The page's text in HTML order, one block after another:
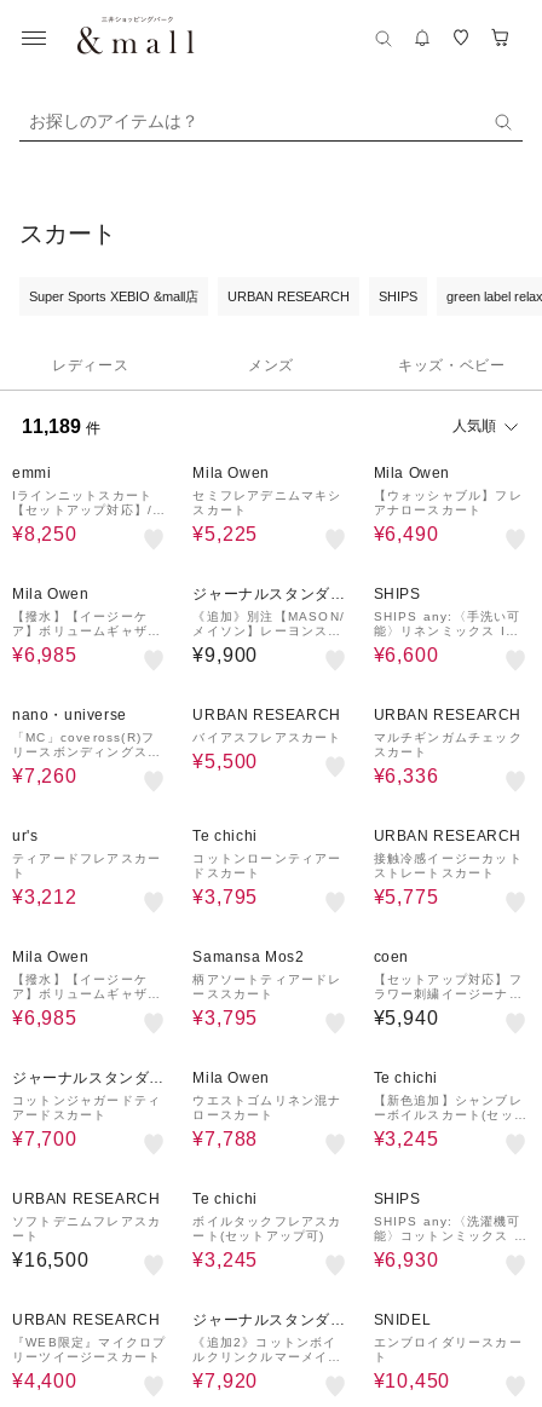
お探しのアイテムは？
スカート
Super Sports XEBIO &mall店 URBAN RESEARCH SHIPS green label
レディース メンズ キッズ・ベビー
11,189 件 人気順
emmi
Iラインニットスカート
【セットアップ対応】/ウ
ォッシャブル/UVカット/
接触冷感
¥8,250
Mila Owen
セミフレアデニムマキシ
スカート
¥5,225
Mila Owen
【ウォッシャブル】フレ
アナロースカート
¥6,490
Mila Owen
【撥水】【イージーケ
ア】ボリュームギャザー
マキシ丈スカート
¥6,985
ジャーナルスタンダー
ド レリューム
《追加》別注【MASON/
メイソン】レーヨンスカ
ート
¥9,900
SHIPS
SHIPS any:〈手洗い可
能〉リネンミックス Iラ
イン フリル イージー ス
カート
¥6,600
nano・universe
「MC」coveross(R)フ
リースボンディングスカ
ート(セットアップ可)
¥7,260
URBAN RESEARCH
バイアスフレアスカート
¥5,500
URBAN RESEARCH
マルチギンガムチェック
スカート
¥6,336
ur's
ティアードフレアスカー
ト
¥3,212
Te chichi
コットンローンティアー
ドスカート
¥3,795
URBAN RESEARCH
接触冷感イージーカット
ストレートスカート
¥5,775
Mila Owen
【撥水】【イージーケ
ア】ボリュームギャザー
マキシ丈スカート
¥6,985
Samansa Mos2
柄アソートティアードレ
ーススカート
¥3,795
coen
【セットアップ対応】フ
ラワー刺繍イージーナロ
ースカート
¥5,940
ジャーナルスタンダー
ド レリューム
コットンジャガードティ
アードスカート
¥7,700
Mila Owen
ウエストゴムリネン混ナ
ロースカート
¥7,788
Te chichi
【新色追加】シャンブレ
ーボイルスカート(セット
アップ可)
¥3,245
URBAN RESEARCH
ソフトデニムフレアスカ
ート
¥16,500
Te chichi
ボイルタックフレアスカ
ート(セットアップ可)
¥3,245
SHIPS
SHIPS any:〈洗濯機可
能〉コットンミックス タ
イプライター フレア タ
ック スカート
¥6,930
URBAN RESEARCH
『WEB限定』マイクロプ
リーツイージースカート
¥4,400
ジャーナルスタンダー
ド レリューム
《追加2》コットンボイ
ルクリンクルマーメイド
スカート
¥7,920
SNIDEL
エンブロイダリースカー
ト
¥10,450